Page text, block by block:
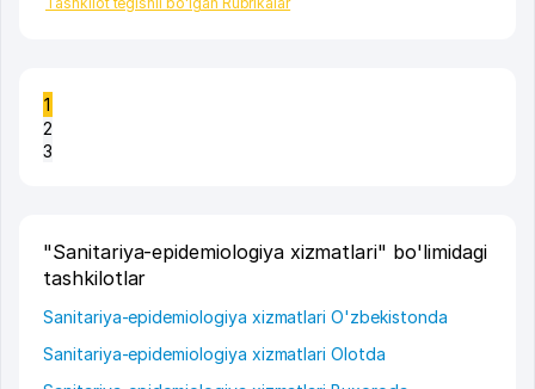
1
2
3
"Sanitariya-epidemiologiya xizmatlari" bo'limidagi
tashkilotlar
Sanitariya-epidemiologiya xizmatlari O'zbekistonda
Sanitariya-epidemiologiya xizmatlari Olotda